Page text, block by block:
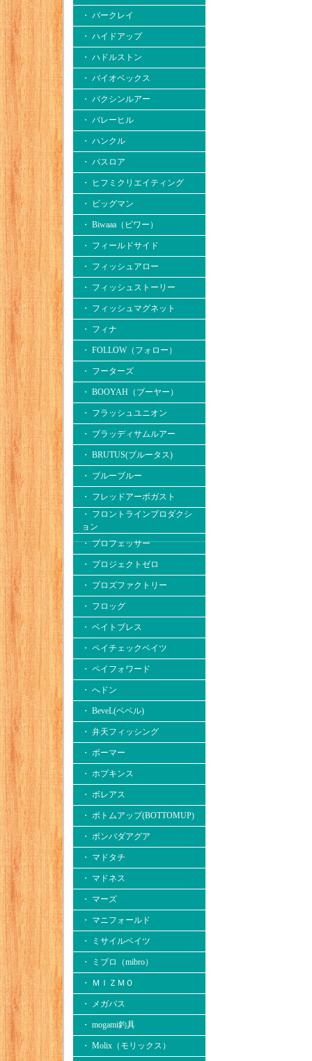
・ バークレイ
・ ハイドアップ
・ ハドルストン
・ バイオベックス
・ バクシンルアー
・ バレーヒル
・ ハンクル
・ バスロア
・ ヒフミクリエイティング
・ ビッグマン
・ Biwaaa（ビワー）
・ フィールドサイド
・ フィッシュアロー
・ フィッシュストーリー
・ フィッシュマグネット
・ フィナ
・ FOLLOW（フォロー）
・ フーターズ
・ BOOYAH（ブーヤー）
・ フラッシュユニオン
・ ブラッディサムルアー
・ BRUTUS(ブルータス)
・ ブルーブルー
・ フレッドアーボガスト
・ フロントラインプロダクシ
ョン
・ プロフェッサー
・ プロジェクトゼロ
・ プロズファクトリー
・ フロッグ
・ ベイトブレス
・ ペイチェックベイツ
・ ペイフォワード
・ へドン
・ BeveL(ベベル)
・ 弁天フィッシング
・ ボーマー
・ ホプキンス
・ ボレアス
・ ボトムアップ(BOTTOMUP)
・ ボンバダアグア
・ マドタチ
・ マドネス
・ マーズ
・ マニフォールド
・ ミサイルベイツ
・ ミブロ（mibro）
・ ＭＩＺＭＯ
・ メガバス
・ mogami釣具
・ Molix（モリックス）